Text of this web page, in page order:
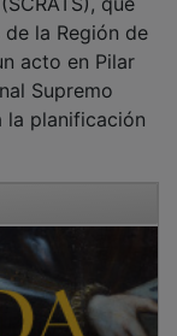
la Región de
acto en Pilar
Supremo
planificación